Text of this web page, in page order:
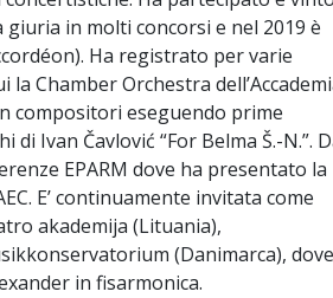
in molti concorsi e nel 2019 è
Ha registrato per varie
Chamber Orchestra
compositori eseguendo prime
Ivan Čavlović “For Belma Š.-N.”.
EPARM dove ha presentato la
E’ continuamente invitata come
akademija (Lituania),
(Danimarca), dove
in fisarmonica.